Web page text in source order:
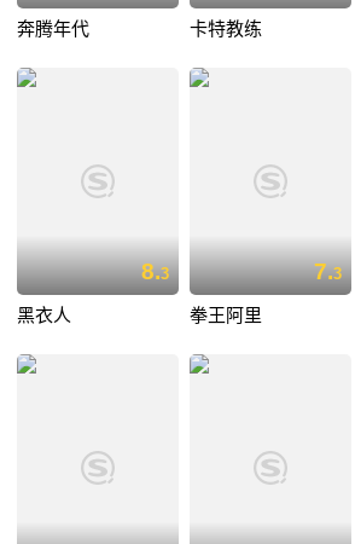
奔腾年代 卡特教练
8.3
黑衣人
7.3
拳王阿里